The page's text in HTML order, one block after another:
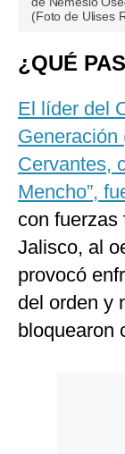
(Foto de Ulises
¿QUÉ
El líder del
Generación
Cervantes,
Mencho”,
con fuerzas
Jalisco, al
provocó
del orden y
bloquearon